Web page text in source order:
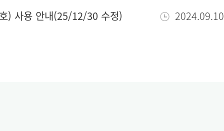
) 사용 안내(25/12/30 수정) 2024.09.10